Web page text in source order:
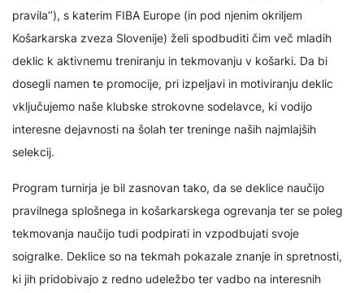
pravila’’), s katerim FIBA Europe (in pod njenim okriljem
Košarkarska zveza Slovenije) želi spodbuditi čim več mladih
deklic k aktivnemu treniranju in tekmovanju v košarki. Da bi
dosegli namen te promocije, pri izpeljavi in motiviranju deklic
vključujemo naše klubske strokovne sodelavce, ki vodijo
interesne dejavnosti na šolah ter treninge naših najmlajših
selekcij.
Program turnirja je bil zasnovan tako, da se deklice naučijo
pravilnega splošnega in košarkarskega ogrevanja ter se poleg
tekmovanja naučijo tudi podpirati in vzpodbujati svoje
soigralke. Deklice so na tekmah pokazale znanje in spretnosti,
ki jih pridobivajo z redno udeležbo ter vadbo na interesnih